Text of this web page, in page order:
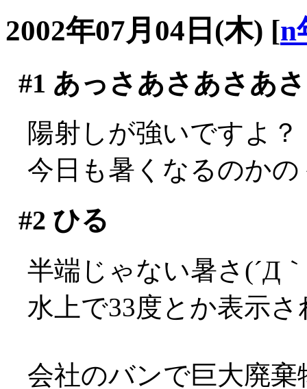
2002年07月04日(木) [n
#1 あっさあさあさあさ
陽射しが強いですよ？
今日も暑くなるのかの
#2 ひる
半端じゃない暑さ(´Д
水上で33度とか表示
会社のバンで巨大廃